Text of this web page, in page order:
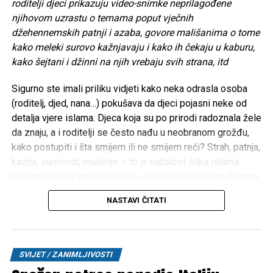
roditelji djeci prikazuju video-snimke neprilagođene
njihovom uzrastu o temama poput vječnih
džehennemskih patnji i azaba, govore mališanima o tome
kako meleki surovo kažnjavaju i kako ih čekaju u kaburu,
kako šejtani i džinni na njih vrebaju svih strana, itd
Sigurno ste imali priliku vidjeti kako neka odrasla osoba
(roditelj, djed, nana…) pokušava da djeci pojasni neke od
detalja vjere islama. Djeca koja su po prirodi radoznala žele
da znaju, a i roditelji se često nađu u neobranom grožđu,
kako postupiti i šta smijem ili ne smijem reći? Strah, patnja,
kazna, surovost, mučenje – to je nažalost slika islama
Iz iskustva poznajem roditelje koji su djecu na takav način
doslovno istraumirali. Možda zvuči čudno, ali pojedini
patnji i azaba, govore mališanima o tome kako meleki
surovo kažnjavaju i kako ih čekaju u kaburu, kako šejtani i
NASTAVI ČITATI
SVIJET / ZANIMLJIVOSTI